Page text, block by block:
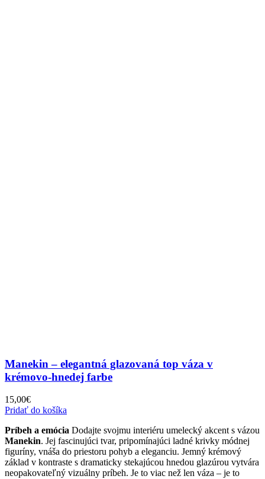
Manekin – elegantná glazovaná top váza v
krémovo-hnedej farbe
15,00€
Pridať do košíka
Príbeh a emócia Dodajte svojmu interiéru umelecký akcent s vázou
Manekin. Jej fascinujúci tvar, pripomínajúci ladné krivky módnej
figuríny, vnáša do priestoru pohyb a eleganciu. Jemný krémový
základ v kontraste s dramaticky stekajúcou hnedou glazúrou vytvára
neopakovateľný vizuálny príbeh. Je to viac než len váza – je to